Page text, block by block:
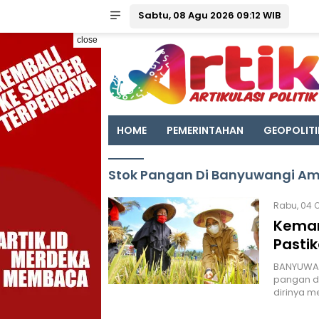
Sabtu, 08 Agu 2026 09:12 WIB
close
HOME PEMERINTAHAN
Stok Pangan Di Banyuwangi
Rabu, 04
pangan
dirinya